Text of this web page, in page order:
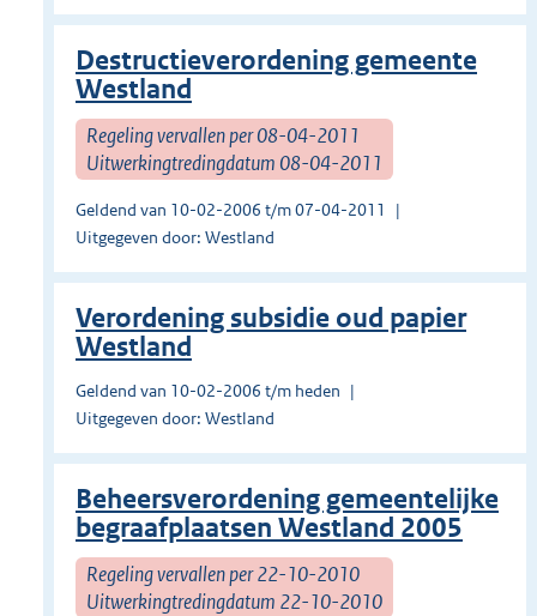
Destructieverordening gemeente
Westland
Regeling vervallen per 08-04-2011
Uitwerkingtredingdatum 08-04-2011
Geldend van 10-02-2006 t/m 07-04-2011
Uitgegeven door: Westland
Verordening subsidie oud papier
Westland
Geldend van 10-02-2006 t/m heden
Uitgegeven door: Westland
Beheersverordening gemeentelijke
begraafplaatsen Westland 2005
Regeling vervallen per 22-10-2010
Uitwerkingtredingdatum 22-10-2010